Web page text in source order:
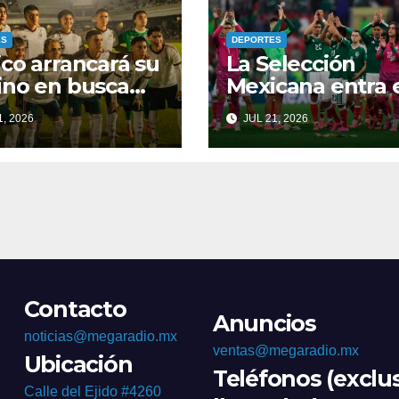
arrancará su
en busca
a los
Olímpicos y
Sub-20
2026
DEPORTES
La Selección
Mexicana entra
el top 10 del
FIFA
JUL 21, 2026
Contacto
noticias@megaradio.mx
Ubicación
Calle del Ejido #4260
Anuncios
ventas@megaradio.mx
Teléfonos